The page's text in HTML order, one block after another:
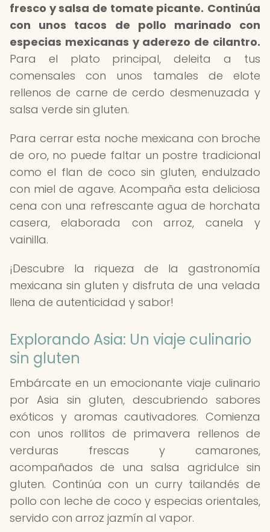
fresco y salsa de tomate picante. Continúa
con unos tacos de pollo marinado con
especias mexicanas y aderezo de cilantro.
Para el plato principal, deleita a tus
comensales con unos tamales de elote
rellenos de carne de cerdo desmenuzada y
salsa verde sin gluten.
Para cerrar esta noche mexicana con broche
de oro, no puede faltar un postre tradicional
como el flan de coco sin gluten, endulzado
con miel de agave. Acompaña esta deliciosa
cena con una refrescante agua de horchata
casera, elaborada con arroz, canela y
vainilla.
¡Descubre la riqueza de la gastronomía
mexicana sin gluten y disfruta de una velada
llena de autenticidad y sabor!
Explorando Asia: Un viaje culinario
sin gluten
Embárcate en un emocionante viaje culinario
por Asia sin gluten, descubriendo sabores
exóticos y aromas cautivadores. Comienza
con unos rollitos de primavera rellenos de
verduras frescas y camarones,
acompañados de una salsa agridulce sin
gluten. Continúa con un curry tailandés de
pollo con leche de coco y especias orientales,
servido con arroz jazmín al vapor.